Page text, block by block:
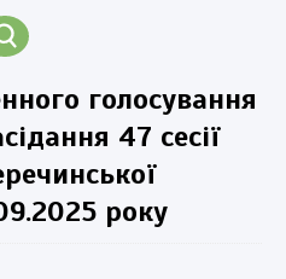
голосування
47 сесії
року